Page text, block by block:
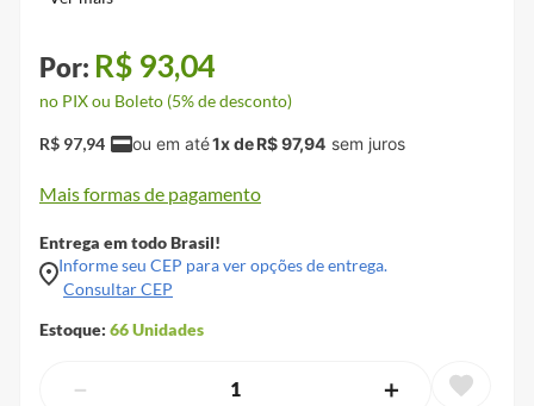
R$ 93,04
no PIX ou Boleto (5% de desconto)
R$ 97,94 1x deR$97,94
Mais formas de pagamento
Entrega em todo Brasil!
Informe seu CEP para ver opções de entrega.
Consultar CEP
Estoque: 66Unidades
＋
－